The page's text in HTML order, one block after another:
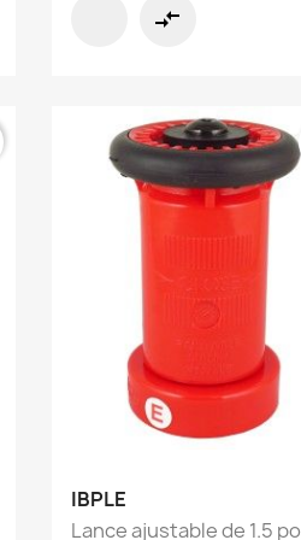
compare_arrows

IBPLE
Lance ajustable de 1.5 po